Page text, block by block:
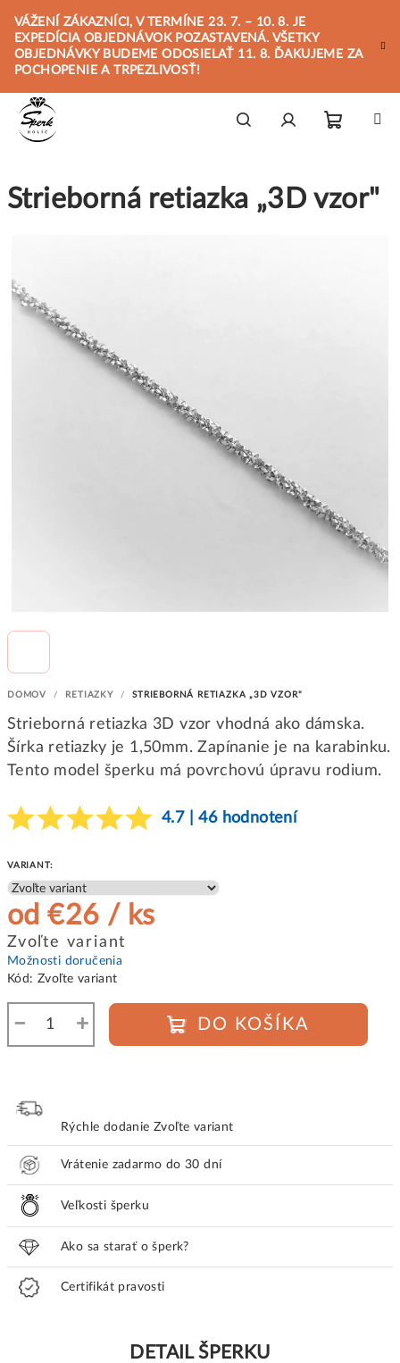
obsah
VÁŽENÍ ZÁKAZNÍCI, V TERMÍNE 23. 7. – 10. 8. JE
EXPEDÍCIA OBJEDNÁVOK POZASTAVENÁ. VŠETKY
OBJEDNÁVKY BUDEME ODOSIELAŤ 11. 8. ĎAKUJEME ZA
POCHOPENIE A TRPEZLIVOSŤ!
košík
DOMOV / RETIAZKY / STRIEBORNÁ RETIAZKA „3D VZOR"
Strieborná retiazka 3D vzor vhodná ako dámska.
Šírka retiazky je 1,50mm. Zapínanie je na karabinku.
Tento model šperku má povrchovú úpravu rodium.
4.7 | 46 hodnotení
VARIANT:
od€26 / ks
Jednotková
cena:
Zvoľte variant
Možnosti doručenia
Kód: Zvoľte variant
+
− DO KOŠÍKA
Rýchle dodanie Zvoľte variant
Vrátenie zadarmo do 30 dní
Veľkosti šperku
Ako sa starať o šperk?
Certifikát pravosti
Strieborná retiazka „3D vzor"
DETAIL ŠPERKU